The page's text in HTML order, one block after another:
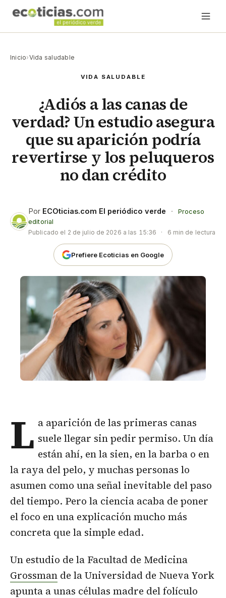
Inicio›Vida saludable
VIDA SALUDABLE
¿Adiós a las canas de
verdad? Un estudio asegura
que su aparición podría
revertirse y los peluqueros
no dan crédito
Por ECOticias.com El periódico verde ·
Proceso
editorial
Publicado el 2 de julio de 2026 a las 15:36 · 6 min de lectura
Prefiere Ecoticias en Google
L a aparición de las primeras canas
suele llegar sin pedir permiso. Un día
están ahí, en la sien, en la barba o en
la raya del pelo, y muchas personas lo
asumen como una señal inevitable del paso
del tiempo. Pero la ciencia acaba de poner
el foco en una explicación mucho más
concreta que la simple edad.
Un estudio de la Facultad de Medicina
Grossman de la Universidad de Nueva York
apunta a unas células madre del folículo